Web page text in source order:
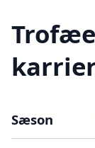
Sæson